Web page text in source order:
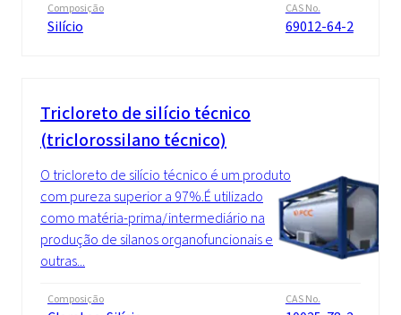
Composição
Silício
CAS No.
69012-64-2
Tricloreto de silício técnico
(triclorossilano técnico)
O tricloreto de silício técnico é um produto
com pureza superior a 97%.É utilizado
como matéria-prima/intermediário na
produção de silanos organofuncionais e
outras...
Composição CAS No.